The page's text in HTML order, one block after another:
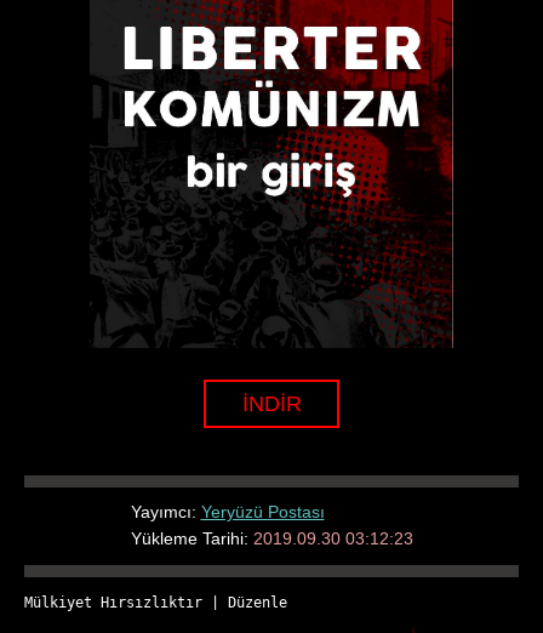
İNDİR
Yayımcı: Yeryüzü Postası
Yükleme Tarihi: 2019.09.30 03:12:23
Mülkiyet Hırsızlıktır Düzenle